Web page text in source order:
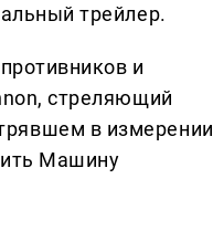
трейлер.
и
стреляющий
в измерении
Машину